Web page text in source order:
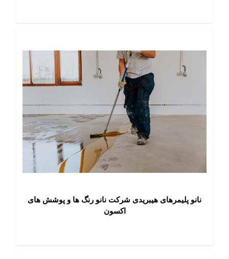
نانو پلیمرهای هیبریدی شرکت نانو رنگ ها و پوشش های
اکسون